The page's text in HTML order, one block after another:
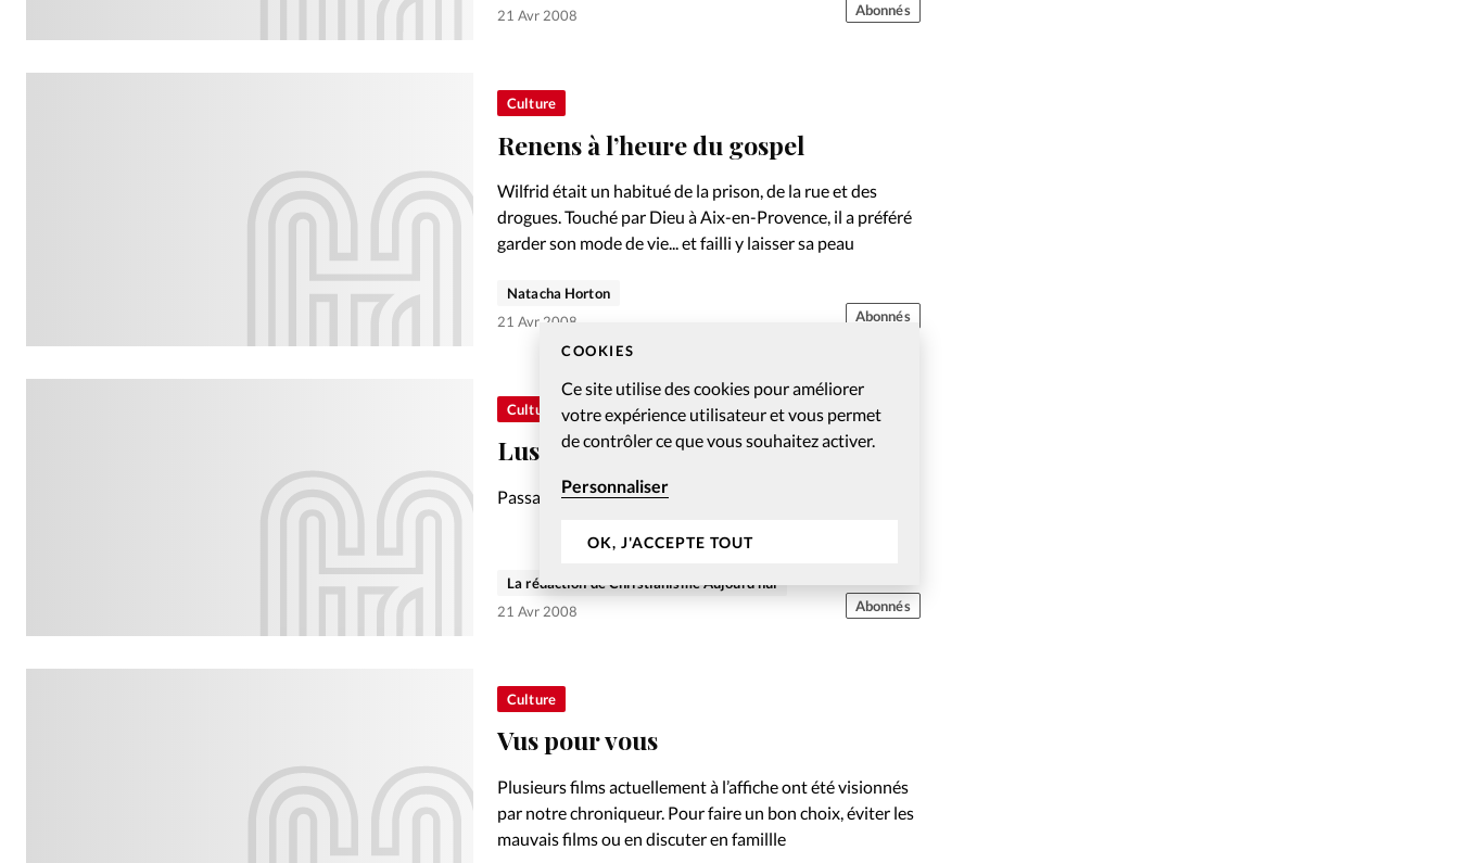
COOKIES
Ce site utilise des cookies pour améliorer
votre expérience utilisateur et vous permet
de contrôler ce que vous souhaitez activer.
Personnaliser
OK, J'ACCEPTE TOUT
21 Avr 2008
Abonnés
Culture
Renens à l’heure du gospel
Wilfrid était un habitué de la prison, de la rue et des
drogues. Touché par Dieu à Aix-en-Provence, il a préféré
garder son mode de vie... et failli y laisser sa peau
Natacha Horton
21 Avr 2008
Abonnés
Culture
Lus pour vous
Passage en revue des sorties littéraires.
La rédaction de Christianisme Aujourd'hui
21 Avr 2008
Abonnés
Culture
Vus pour vous
Plusieurs films actuellement à l’affiche ont été visionnés
par notre chroniqueur. Pour faire un bon choix, éviter les
mauvais films ou en discuter en famillle